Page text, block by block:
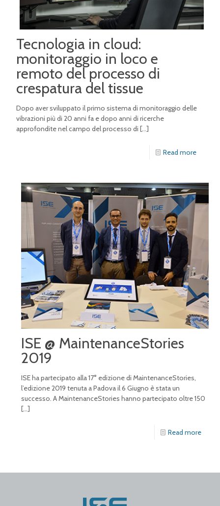
Tecnologia in cloud:
monitoraggio in loco e
remoto del processo di
crespatura del tissue
Dopo aver sviluppato il primo sistema di monitoraggio delle
vibrazioni più di 20 anni fa e dopo anni di ricerche
approfondite nel campo del processo di […]
Read more
ISE @ MaintenanceStories
2019
ISE ha partecipato alla 17° edizione di MaintenanceStories,
l’edizione 2019 tenuta a Padova il 6 Giugno è stata un
successo. A MaintenanceStories hanno partecipato oltre 150
[…]
Read more